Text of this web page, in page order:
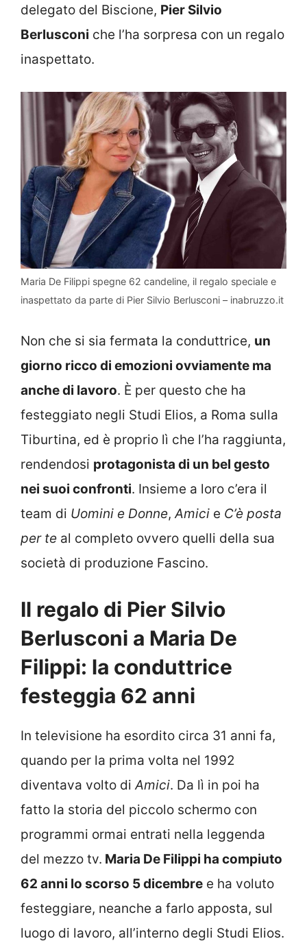
delegato del Biscione, Pier Silvio
Berlusconi che l’ha sorpresa con un regalo
inaspettato.
Maria De Filippi spegne 62 candeline, il regalo speciale e
inaspettato da parte di Pier Silvio Berlusconi – inabruzzo.it
Non che si sia fermata la conduttrice, un
giorno ricco di emozioni ovviamente ma
anche di lavoro. È per questo che ha
festeggiato negli Studi Elios, a Roma sulla
Tiburtina, ed è proprio lì che l’ha raggiunta,
rendendosi protagonista di un bel gesto
nei suoi confronti. Insieme a loro c’era il
team di Uomini e Donne,Amici e C’è posta
per te al completo ovvero quelli della sua
società di produzione Fascino.
Il regalo di Pier Silvio
Berlusconi a Maria De
Filippi: la conduttrice
festeggia 62 anni
In televisione ha esordito circa 31 anni fa,
quando per la prima volta nel 1992
diventava volto diAmici. Da lì in poi ha
fatto la storia del piccolo schermo con
programmi ormai entrati nella leggenda
del mezzo tv. Maria De Filippi ha compiuto
62 anni lo scorso 5 dicembre e ha voluto
festeggiare, neanche a farlo apposta, sul
luogo di lavoro, all’interno degli Studi Elios.